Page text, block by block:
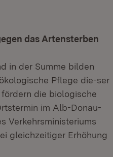
das Artensterben
in der Summe bilden
Pflege die-ser
die biologische
im Alb-Donau-
Verkehrsministeriums
gleichzeitiger Erhöhung